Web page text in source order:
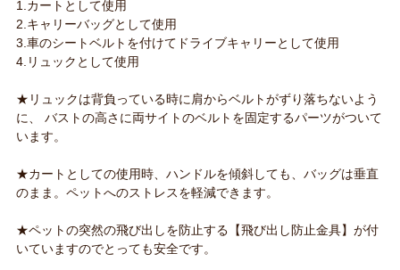
1.カートとして使用
2.キャリーバッグとして使用
3.車のシートベルトを付けてドライブキャリーとして使用
4.リュックとして使用
★リュックは背負っている時に肩からベルトがずり落ちないよう
に、 バストの高さに両サイトのベルトを固定するパーツがついて
います。
★カートとしての使用時、ハンドルを傾斜しても、バッグは垂直
のまま。ペットへのストレスを軽減できます。
★ペットの突然の飛び出しを防止する【飛び出し防止金具】が付
いていますのでとっても安全です。